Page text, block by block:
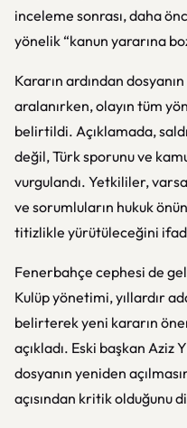
inceleme sonrası, daha
yönelik “kanun yararına
Kararın ardından
aralanırken, olayın tüm
belirtildi. Açıklamada,
değil, Türk sporunu ve
vurgulandı. Yetkililer,
ve sorumluların hukuk
titizlikle yürütüleceğini
Fenerbahçe cephesi de
Kulüp yönetimi, yıllardır
belirterek yeni kararın
açıkladı. Eski başkan Aziz
dosyanın yeniden
açısından kritik olduğunu